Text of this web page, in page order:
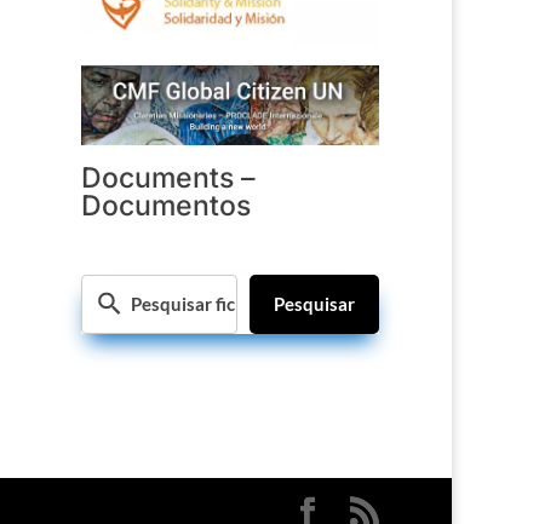
Documents –
Documentos
Pesquisar